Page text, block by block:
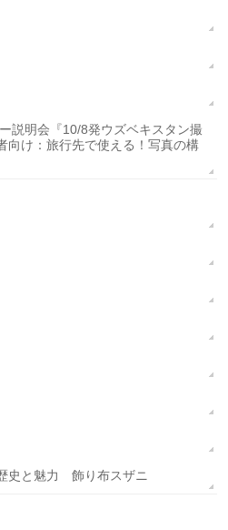
説明会『10/8発ウズベキスタン撮
向け：旅行先で使える！写真の構
史と魅力 飾り布スザニ